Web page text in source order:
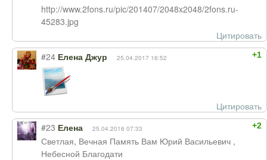
http://www.2fons.ru/pic/201407/2048x2048/2fons.ru-
45283.jpg
Цитировать
+1
#24 Елена Джур 25.04.2017 16:52
Цитировать
+2
#23 Елена 25.04.2016 07:33
Светлая, Вечная Память Вам Юрий Васильевич ,
Небесной Благодати